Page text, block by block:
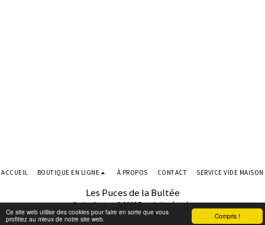
Compris !
Ce site web utilise des cookies pour faire en sorte que vous
profitiez au mieux de notre site web.
Les Puces de la Bultée
Droits d'auteur © 2026 Tous droits réservés
Conditions d'Utilisations|Politique de Confidentialité
ACCUEIL BOUTIQUE EN LIGNE À PROPOS CONTACT SERVICE VIDE MAISON